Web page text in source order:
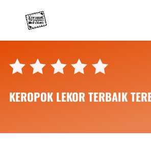
KEROPOK LEKOR TERBAIK